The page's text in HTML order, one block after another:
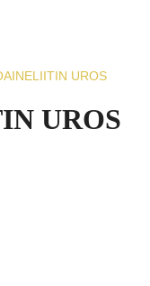
UROS
UROS